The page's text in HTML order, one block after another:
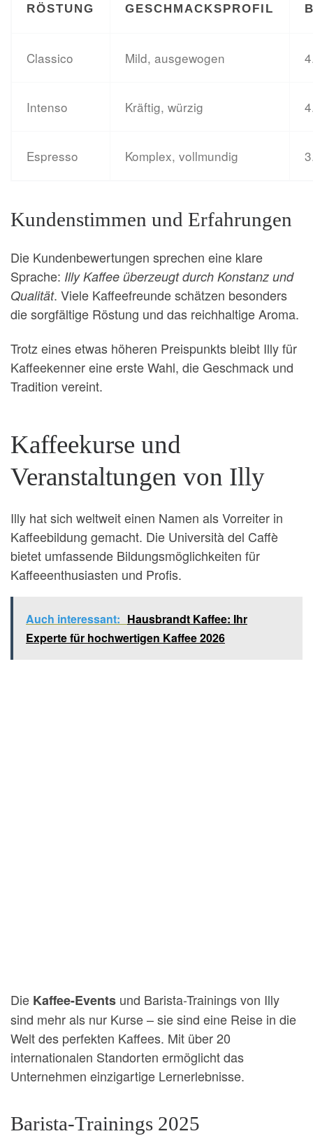
RÖSTUNG GESCHMACKSPROFIL
Classico Mild, ausgewogen
Intenso Kräftig, würzig
Espresso Komplex, vollmundig
Kundenstimmen und Erfahrungen
Die Kundenbewertungen sprechen eine klare
Sprache: Illy Kaffee überzeugt durch Konstanz und
Qualität. Viele Kaffeefreunde schätzen besonders
die sorgfältige Röstung und das reichhaltige Aroma.
Trotz eines etwas höheren Preispunkts bleibt Illy für
Kaffeekenner eine erste Wahl, die Geschmack und
Tradition vereint.
Kaffeekurse und
Veranstaltungen von Illy
Illy hat sich weltweit einen Namen als Vorreiter in
Kaffeebildung gemacht. Die Università del Caffè
bietet umfassende Bildungsmöglichkeiten für
Kaffeeenthusiasten und Profis.
Auch interessant: Hausbrandt Kaffee: Ihr
Experte für hochwertigen Kaffee 2026
Die Kaffee-Events und Barista-Trainings von Illy
sind mehr als nur Kurse – sie sind eine Reise in die
Welt des perfekten Kaffees. Mit über 20
internationalen Standorten ermöglicht das
Unternehmen einzigartige Lernerlebnisse.
Barista-Trainings 2025